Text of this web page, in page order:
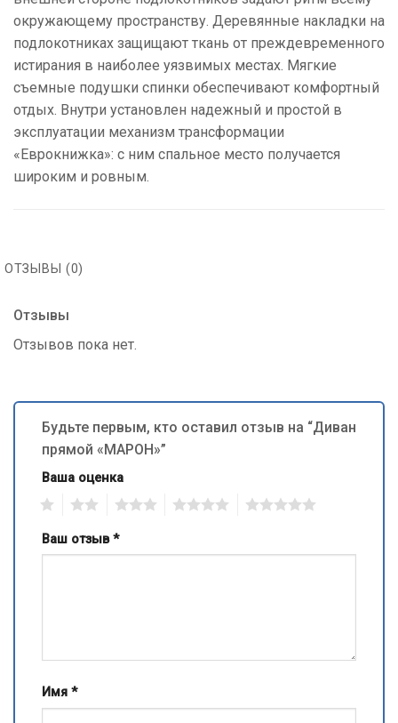
окружающему пространству. Деревянные накладки на
подлокотниках защищают ткань от преждевременного
истирания в наиболее уязвимых местах. Мягкие
съемные подушки спинки обеспечивают комфортный
отдых. Внутри установлен надежный и простой в
эксплуатации механизм трансформации
«Еврокнижка»: с ним спальное место получается
широким и ровным.
ОТЗЫВЫ (0)
Отзывы
Отзывов пока нет.
Будьте первым, кто оставил отзыв на “Диван
прямой «MAРОН»”
Ваша оценка
Ваш отзыв*
Имя *